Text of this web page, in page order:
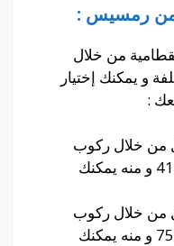
من رمسيس :
من خلال
و يمكنك إختيار
:
من خلال ركوب
أتوبيس نقل عام رقم 415 و منه يمكنك
من خلال ركوب
أتوبيس نقل عام رقم 755 و منه يمكنك